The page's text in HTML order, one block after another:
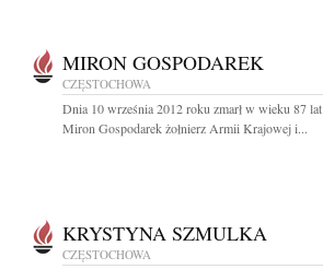
MIRON GOSPODAREK
CZĘSTOCHOWA
Dnia 10 września 2012 roku zmarł w wieku 87 lat
Miron Gospodarek żołnierz Armii Krajowej i...
KRYSTYNA SZMULKA
CZĘSTOCHOWA